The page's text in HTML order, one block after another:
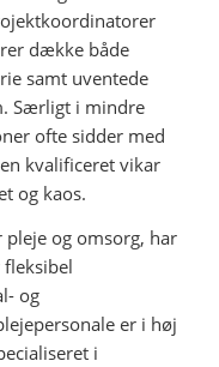
dække både
samt uventede
Særligt i mindre
ofte sidder med
kvalificeret vikar
og kaos.
og omsorg, har
og
er i høj
i